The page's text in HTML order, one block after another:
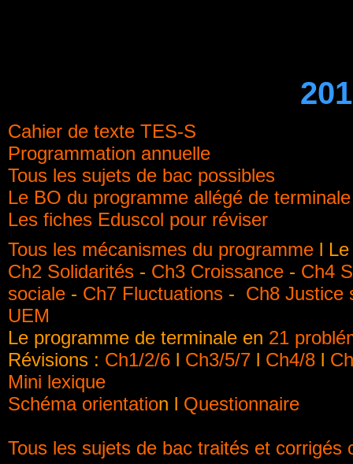
Cahier de texte TES-S
Programmation annuelle
Tous les sujets de bac possibles
Le BO du programme allégé de terminale
Les fiches Eduscol pour réviser
Tous les mécanismes du programme l
Ch2 Solidarités - Ch3 Croissance - Ch4
sociale - Ch7 Fluctuations - Ch8 Justice
UEM
Le programme de terminale en 21
Révisions : Ch1/2/6 l Ch3/5/7 l Ch4/8 l
Mini lexique
Schéma orientation l Questionnaire
Tous les sujets de bac traités et corrigés